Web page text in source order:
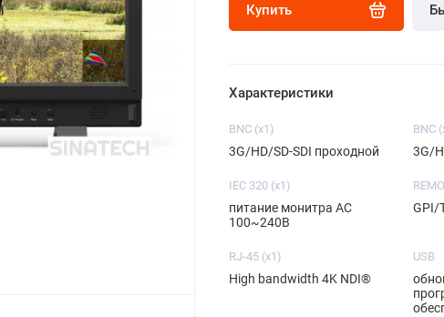
Купить
Характеристики
BNC (x1)
3G/HD/SD-SDI проходной
BNC
3G/
IEC 320 (x1)
питание монитра AC
100~240В
GPI/
RJ-45 (x1)
High bandwidth 4K NDI®
USB